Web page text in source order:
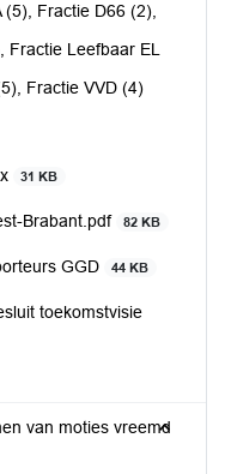
Fractie D66 (2),
Fractie Leefbaar EL
Fractie VVD (4)
31 KB
Brabant.pdf 82 KB
GGD 44 KB
toekomstvisie
van moties vreemd